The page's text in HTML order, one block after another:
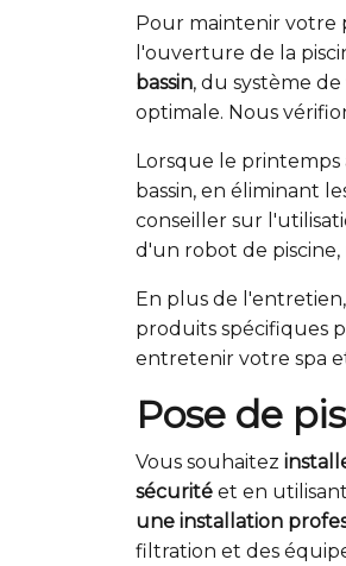
Pour maintenir votre
l'ouverture de la
bassin, du système
optimale. Nous
Lorsque le
bassin, en éliminant
conseiller sur
d'un robot de
En plus de
produits spécifiques
entretenir votre spa
Pose de
Vous souhaitez
sécurité et en
une installation
filtration et des